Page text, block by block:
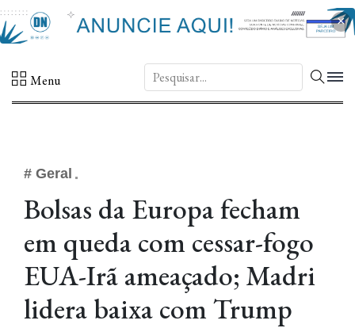
×
Menu DN.
# Geral
Bolsas da Europa fecham
em queda com cessar-fogo
EUA-Irã ameaçado; Madri
lidera baixa com Trump